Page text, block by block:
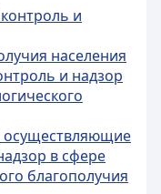
и
населения
и надзор
осуществляющие
в сфере
благополучия